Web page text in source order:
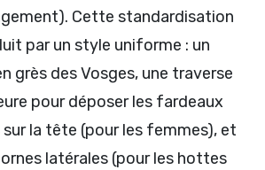
Cette standardisation
par un style uniforme : un
grès des Vosges, une traverse
pour déposer les fardeaux
la tête (pour les femmes), et
latérales (pour les hottes